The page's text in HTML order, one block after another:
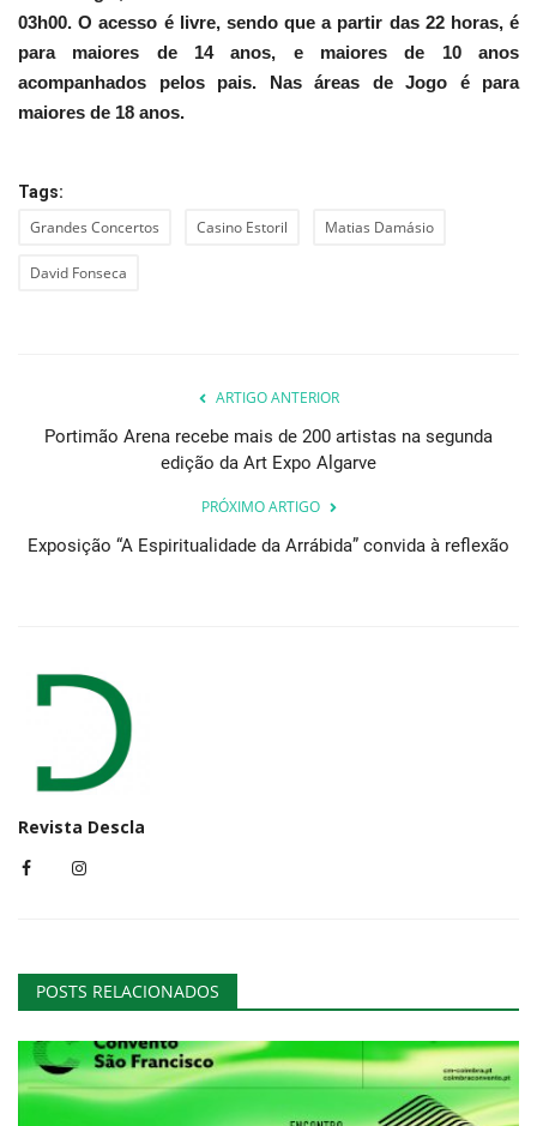
03h00. O acesso é livre, sendo que a partir das 22 horas, é
para maiores de 14 anos, e maiores de 10 anos
acompanhados pelos pais. Nas áreas de Jogo é para
maiores de 18 anos.
Tags:
Grandes Concertos Casino Estoril Matias Damásio
David Fonseca
ARTIGO ANTERIOR
Portimão Arena recebe mais de 200 artistas na segunda
edição da Art Expo Algarve
PRÓXIMO ARTIGO
Exposição “A Espiritualidade da Arrábida” convida à reflexão
Revista Descla
POSTS RELACIONADOS